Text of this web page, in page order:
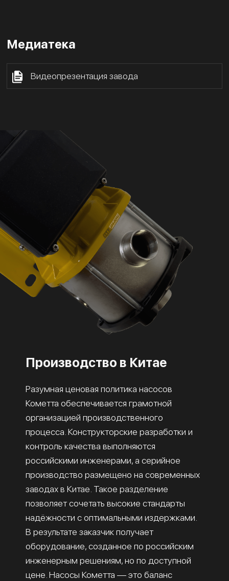
Медиатека
Видеопрезентация завода
Производство в Китае
Разумная ценовая политика насосов
Кометта обеспечивается грамотной
организацией производственного
процесса. Конструкторские разработки и
контроль качества выполняются
российскими инженерами, а серийное
производство размещено на современных
заводах в Китае. Такое разделение
позволяет сочетать высокие стандарты
надёжности с оптимальными издержками.
В результате заказчик получает
оборудование, созданное по российским
инженерным решениям, но по доступной
цене. Насосы Кометта — это баланс